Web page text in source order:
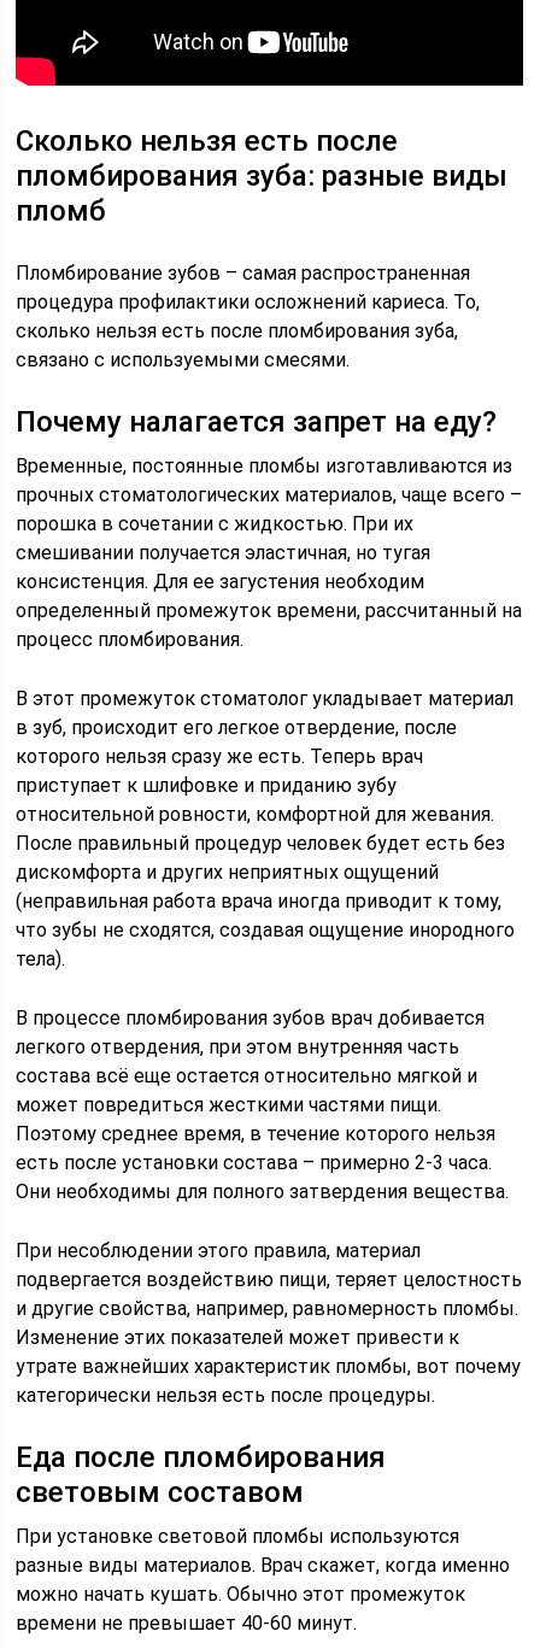
Сколько нельзя есть после
пломбирования зуба: разные виды
пломб
Пломбирование зубов – самая распространенная
процедура профилактики осложнений кариеса. То,
сколько нельзя есть после пломбирования зуба,
связано с используемыми смесями.
Почему налагается запрет на еду?
Временные, постоянные пломбы изготавливаются из
прочных стоматологических материалов, чаще всего –
порошка в сочетании с жидкостью. При их
смешивании получается эластичная, но тугая
консистенция. Для ее загустения необходим
определенный промежуток времени, рассчитанный на
процесс пломбирования.
В этот промежуток стоматолог укладывает материал
в зуб, происходит его легкое отвердение, после
которого нельзя сразу же есть. Теперь врач
приступает к шлифовке и приданию зубу
относительной ровности, комфортной для жевания.
После правильный процедур человек будет есть без
дискомфорта и других неприятных ощущений
(неправильная работа врача иногда приводит к тому,
что зубы не сходятся, создавая ощущение инородного
тела).
В процессе пломбирования зубов врач добивается
легкого отвердения, при этом внутренняя часть
состава всё еще остается относительно мягкой и
может повредиться жесткими частями пищи.
Поэтому среднее время, в течение которого нельзя
есть после установки состава – примерно 2-3 часа.
Они необходимы для полного затвердения вещества.
При несоблюдении этого правила, материал
подвергается воздействию пищи, теряет целостность
и другие свойства, например, равномерность пломбы.
Изменение этих показателей может привести к
утрате важнейших характеристик пломбы, вот почему
категорически нельзя есть после процедуры.
Еда после пломбирования
световым составом
При установке световой пломбы используются
разные виды материалов. Врач скажет, когда именно
можно начать кушать. Обычно этот промежуток
времени не превышает 40-60 минут.